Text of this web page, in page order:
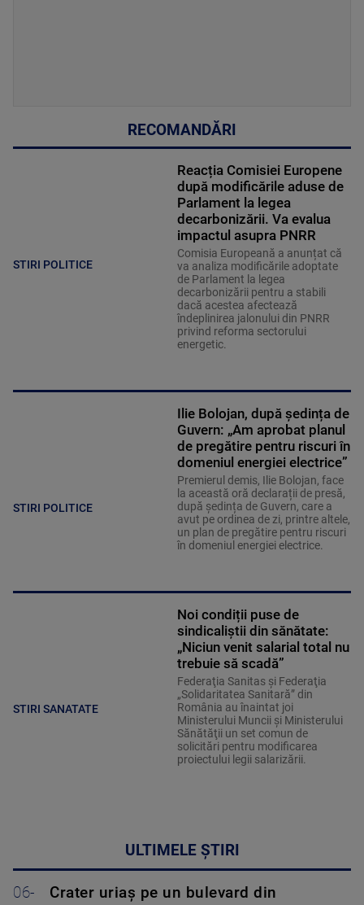
RECOMANDĂRI
STIRI POLITICE
Reacția Comisiei Europene
după modificările aduse de
Parlament la legea
decarbonizării. Va evalua
impactul asupra PNRR
Comisia Europeană a anunțat că
va analiza modificările adoptate
de Parlament la legea
decarbonizării pentru a stabili
dacă acestea afectează
îndeplinirea jalonului din PNRR
privind reforma sectorului
energetic.
STIRI POLITICE
Ilie Bolojan, după ședința de
Guvern: „Am aprobat planul
de pregătire pentru riscuri în
domeniul energiei electrice”
Premierul demis, Ilie Bolojan, face
la această oră declarații de presă,
după ședința de Guvern, care a
avut pe ordinea de zi, printre altele,
un plan de pregătire pentru riscuri
în domeniul energiei electrice.
STIRI SANATATE
Noi condiții puse de
sindicaliștii din sănătate:
„Niciun venit salarial total nu
trebuie să scadă”
Federaţia Sanitas şi Federaţia
„Solidaritatea Sanitară” din
România au înaintat joi
Ministerului Muncii şi Ministerului
Sănătăţii un set comun de
solicitări pentru modificarea
proiectului legii salarizării.
ULTIMELE ȘTIRI
06-
Crater uriaș pe un bulevard din